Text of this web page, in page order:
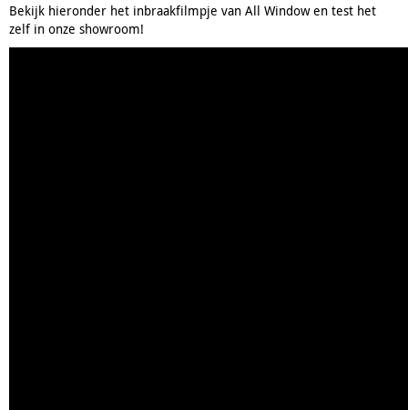
Bekijk hieronder het inbraakfilmpje van All Window en test het
zelf in onze showroom!